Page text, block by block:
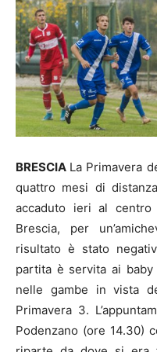
BRESCIA La Primavera
quattro mesi di
accaduto ieri al centro
Brescia, per
risultato è stato
partita è servita ai
nelle gambe in vista
Primavera 3.
Podenzano (ore 14.30)